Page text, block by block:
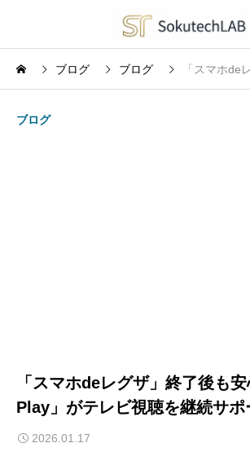
ブログ ブログ 「スマホde
ブログ
「スマホdeレグザ」終了後も
Play」がテレビ視聴を継続サポ
2026.01.17